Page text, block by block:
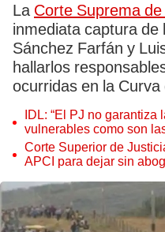
La Corte Suprema
inmediata captura de
Sánchez Farfán y
hallarlos
ocurridas en la
IDL: “El PJ no garantiza
vulnerables como son
Corte Superior de
APCI para dejar sin